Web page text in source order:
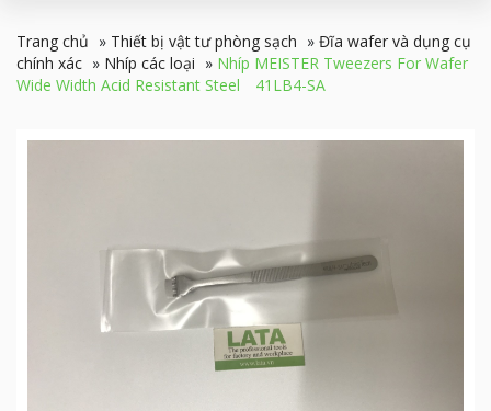
Trang chủ » Thiết bị vật tư phòng sạch » Đĩa wafer và dụng cụ
chính xác » Nhíp các loại » Nhíp MEISTER Tweezers For Wafer
Wide Width Acid Resistant Steel 41LB4-SA